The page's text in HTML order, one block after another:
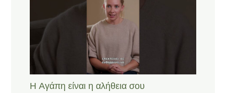
Η Αγάπη είναι η αλήθεια σου